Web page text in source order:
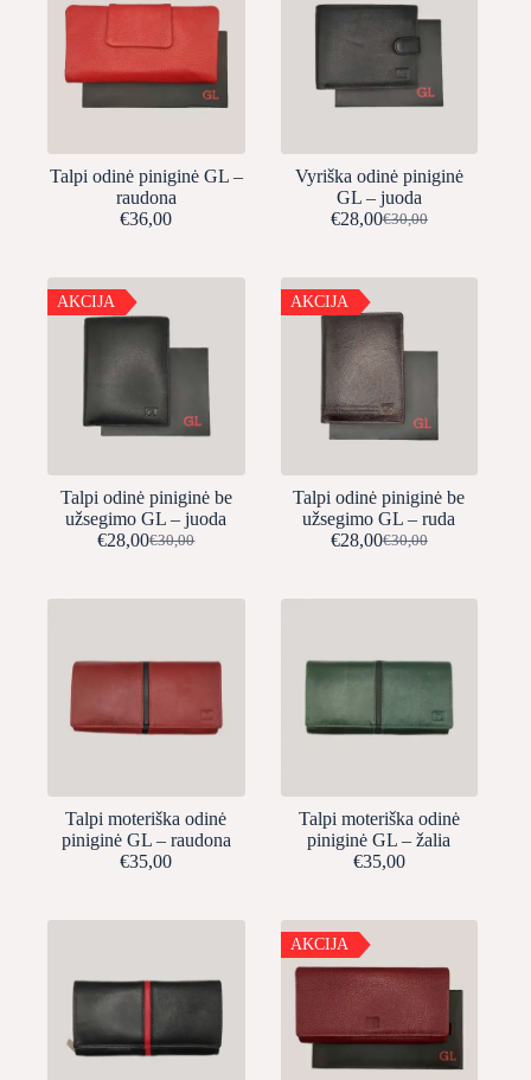
Talpi odinė piniginė GL –
raudona
€36,00
Vyriška odinė piniginė
GL – juoda
€30,00
Original
€28,00Current
AKCIJA
Talpi odinė piniginė be
užsegimo GL – juoda
€30,00
Original
€28,00Current
AKCIJA
Talpi odinė piniginė be
užsegimo GL – ruda
€30,00
Original
€28,00Current
Talpi moteriška odinė
piniginė GL – raudona
€35,00
Talpi moteriška odinė
piniginė GL – žalia
€35,00
AKCIJA